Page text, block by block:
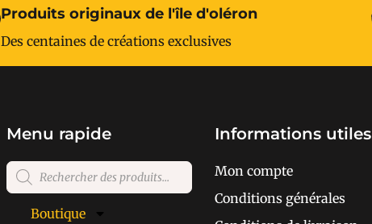
Produits originaux de l'île d'oléron
Des centaines de créations exclusives
Menu rapide
Boutique
Informations utiles
Mon compte
Conditions générales